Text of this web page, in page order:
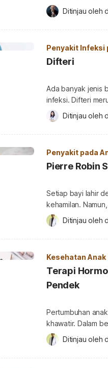
pada usia di atas
sejak bayi.
ciri-ciri bayi autis
Ditinjau oleh
Penyakit Infeksi
Difteri
Ada banyak jenis
infeksi. Difteri
terhadap
dunia. Jika tidak
berakibat fatal,
Ditinjau oleh
Penyakit pada
Pierre Robin
Setiap bayi lahir
kehamilan.
proses tumbuh
syndrome. Apa
Apa itu Pierre
Ditinjau oleh
Kesehatan Anak
Terapi
Pendek
Pertumbuhan
khawatir. Dalam
pertumbuhan
perkembangan
dan bagaimana
Ditinjau oleh